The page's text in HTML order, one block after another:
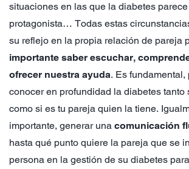
situaciones en las que la diabetes
protagonista… Todas estas
su reflejo en la propia relación de pareja
importante saber escuchar,
ofrecer nuestra ayuda. Es fundamental,
conocer en profundidad la diabetes tanto
como si es tu pareja quien la tiene.
importante, generar una comunicación
hasta qué punto quiere la pareja que se
persona en la gestión de su diabetes